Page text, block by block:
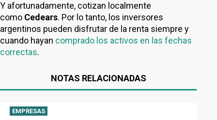
Y afortunadamente, cotizan localmente
como Cedears. Por lo tanto, los inversores
argentinos pueden disfrutar de la renta siempre y
cuando hayan comprado los activos en las fechas
correctas.
NOTAS RELACIONADAS
EMPRESAS